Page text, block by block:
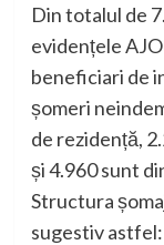
Din totalul de
evidențele
beneficiari de
șomeri
de rezidență,
și 4.960 sunt
Structura
sugestiv astfel: